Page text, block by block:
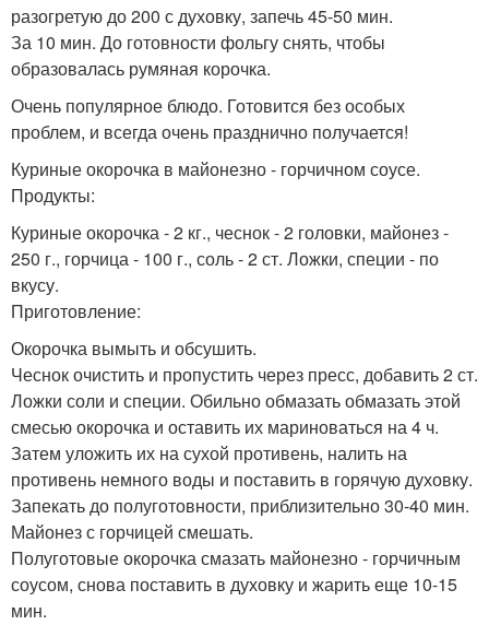
разогретую до 200 с духовку, запечь 45-50 мин.
За 10 мин. До готовности фольгу снять, чтобы
образовалась румяная корочка.
Очень популярное блюдо. Готовится без особых
проблем, и всегда очень празднично получается!
Куриные окорочка в майонезно - горчичном соусе.
Продукты:
Куриные окорочка - 2 кг., чеснок - 2 головки, майонез -
250 г., горчица - 100 г., соль - 2 ст. Ложки, специи - по
вкусу.
Приготовление:
Окорочка вымыть и обсушить.
Чеснок очистить и пропустить через пресс, добавить 2 ст.
Ложки соли и специи. Обильно обмазать обмазать этой
смесью окорочка и оставить их мариноваться на 4 ч.
Затем уложить их на сухой противень, налить на
противень немного воды и поставить в горячую духовку.
Запекать до полуготовности, приблизительно 30-40 мин.
Майонез с горчицей смешать.
Полуготовые окорочка смазать майонезно - горчичным
соусом, снова поставить в духовку и жарить еще 10-15
мин.